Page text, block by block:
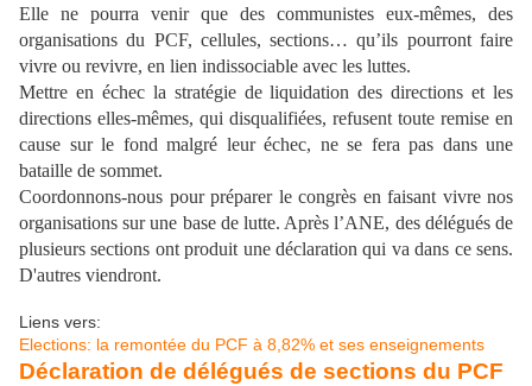
Elle ne pourra venir que des communistes eux-mêmes, des
organisations du PCF, cellules, sections… qu’ils pourront faire
vivre ou revivre, en lien indissociable avec les luttes.
Mettre en échec la stratégie de liquidation des directions et les
directions elles-mêmes, qui disqualifiées, refusent toute remise en
cause sur le fond malgré leur échec, ne se fera pas dans une
bataille de sommet.
Coordonnons-nous pour préparer le congrès en faisant vivre nos
organisations sur une base de lutte. Après l’ANE, des délégués de
plusieurs sections ont produit une déclaration qui va dans ce sens.
D'autres viendront.
Liens vers:
Elections: la remontée du PCF à 8,82% et ses enseignements
Déclaration de délégués de sections du PCF